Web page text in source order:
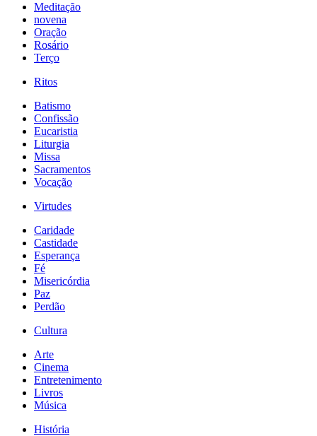
Meditação
novena
Oração
Rosário
Terço
Ritos
Batismo
Confissão
Eucaristia
Liturgia
Missa
Sacramentos
Vocação
Virtudes
Caridade
Castidade
Esperança
Fé
Misericórdia
Paz
Perdão
Cultura
Arte
Cinema
Entretenimento
Livros
Música
História